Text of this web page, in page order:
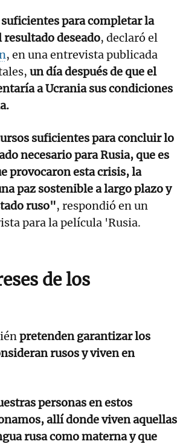
para completar la
resultado deseado, declaró el
, en una entrevista publicada
un día después de que el
a Ucrania sus condiciones
suficientes para concluir lo
necesario para Rusia, que es
provocaron esta crisis, la
paz sostenible a largo plazo y
ruso", respondió en un
para la película 'Rusia.
de los
pretenden garantizar los
rusos y viven en
personas en estos
allí donde viven aquellas
rusa como materna y que